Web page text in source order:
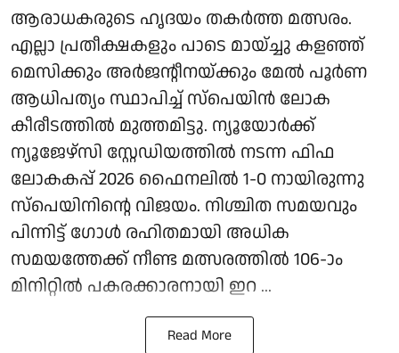
ആരാധകരുടെ ഹൃദയം തകര്‍ത്ത മത്സരം.
എല്ലാ പ്രതീക്ഷകളും പാടെ മായ്ച്ചു കളഞ്ഞ്
മെസിക്കും അര്‍ജന്റീനയ്ക്കും മേല്‍ പൂര്‍ണ
ആധിപത്യം സ്ഥാപിച്ച് സ്‌പെയിന്‍ ലോക
കീരീടത്തില്‍ മുത്തമിട്ടു. ന്യൂയോര്‍ക്ക്
ന്യൂജേഴ്സി സ്റ്റേഡിയത്തില്‍ നടന്ന ഫിഫ
ലോകകപ്പ് 2026 ഫൈനലില്‍ 1-0 നായിരുന്നു
സ്‌പെയിനിന്റെ വിജയം. നിശ്ചിത സമയവും
പിന്നിട്ട് ഗോള്‍ രഹിതമായി അധിക
സമയത്തേക്ക് നീണ്ട മത്സരത്തില്‍ 106-ാം
മിനിറ്റില്‍ പകരക്കാരനായി ഇറ ...
Read More